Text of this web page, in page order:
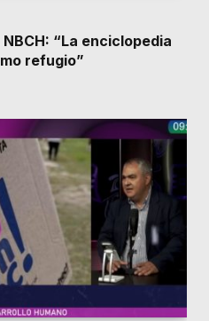
“La enciclopedia
refugio”